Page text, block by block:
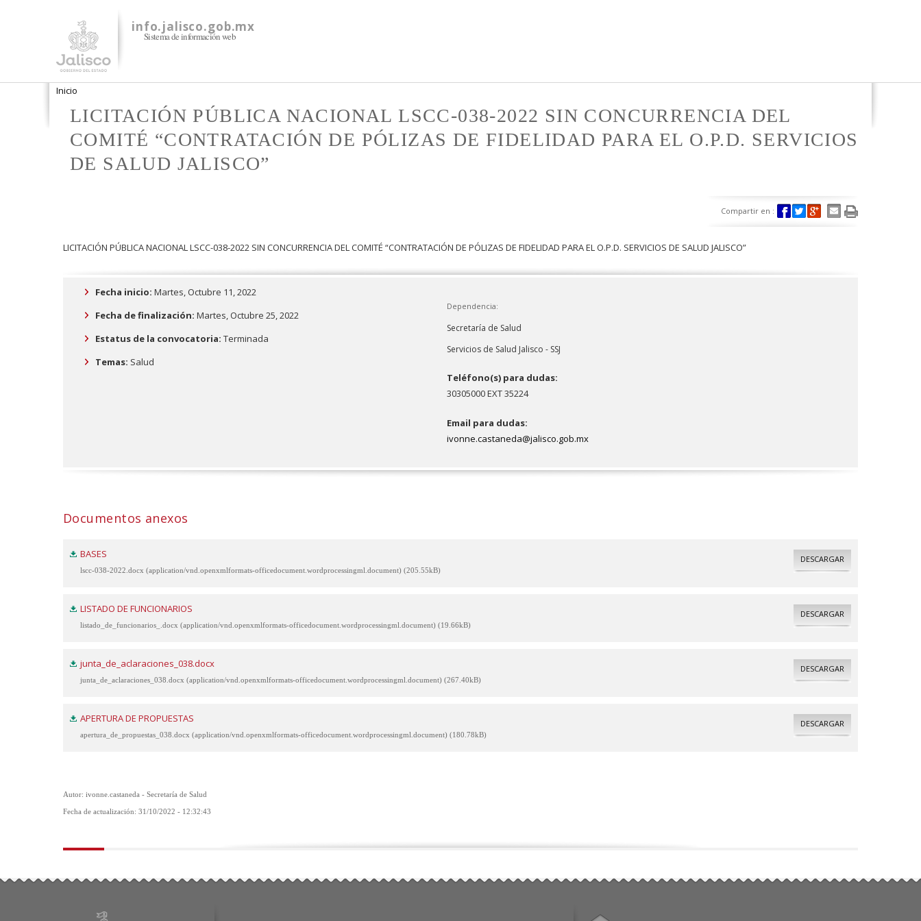
info.jalisco.gob.mx
Sistema de información web
Se encuentra usted aquí
Inicio
LICITACIÓN PÚBLICA NACIONAL LSCC-038-2022 SIN CONCURRENCIA DEL
COMITÉ “CONTRATACIÓN DE PÓLIZAS DE FIDELIDAD PARA EL O.P.D. SERVICIOS
DE SALUD JALISCO”
Compartir en :
LICITACIÓN PÚBLICA NACIONAL LSCC-038-2022 SIN CONCURRENCIA DEL COMITÉ “CONTRATACIÓN DE PÓLIZAS DE FIDELIDAD PARA EL O.P.D. SERVICIOS DE SALUD JALISCO”
Fecha inicio: Martes, Octubre 11, 2022
Fecha de finalización: Martes, Octubre 25, 2022
Estatus de la convocatoria: Terminada
Temas: Salud
Dependencia:
Secretaría de Salud
Servicios de Salud Jalisco - SSJ
Teléfono(s) para dudas:
30305000 EXT 35224
Email para dudas:
ivonne.castaneda@jalisco.gob.mx
Documentos anexos
BASES
lscc-038-2022.docx (application/vnd.openxmlformats-officedocument.wordprocessingml.document) (205.55kB)
DESCARGAR
LISTADO DE FUNCIONARIOS
listado_de_funcionarios_.docx (application/vnd.openxmlformats-officedocument.wordprocessingml.document) (19.66kB)
DESCARGAR
junta_de_aclaraciones_038.docx
junta_de_aclaraciones_038.docx (application/vnd.openxmlformats-officedocument.wordprocessingml.document) (267.40kB)
DESCARGAR
APERTURA DE PROPUESTAS
apertura_de_propuestas_038.docx (application/vnd.openxmlformats-officedocument.wordprocessingml.document) (180.78kB)
DESCARGAR
Autor: ivonne.castaneda - Secretaría de Salud
Fecha de actualización: 31/10/2022 - 12:32:43